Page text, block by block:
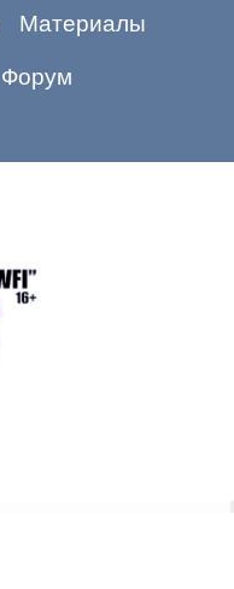
Материалы
Форум